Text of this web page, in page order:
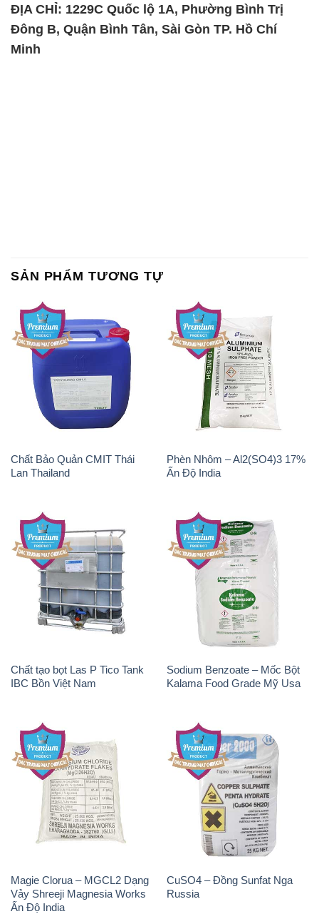
ĐỊA CHỈ: 1229C Quốc lộ 1A, Phường Bình Trị
Đông B, Quận Bình Tân, Sài Gòn TP. Hồ Chí
Minh
SẢN PHẨM TƯƠNG TỰ
Chất Bảo Quản CMIT Thái
Lan Thailand
Phèn Nhôm – Al2(SO4)3 17%
Ấn Độ India
Chất tạo bọt Las P Tico Tank
IBC Bồn Việt Nam
Sodium Benzoate – Mốc Bột
Kalama Food Grade Mỹ Usa
Magie Clorua – MGCL2 Dạng
Vảy Shreeji Magnesia Works
Ấn Độ India
CuSO4 – Đồng Sunfat Nga
Russia